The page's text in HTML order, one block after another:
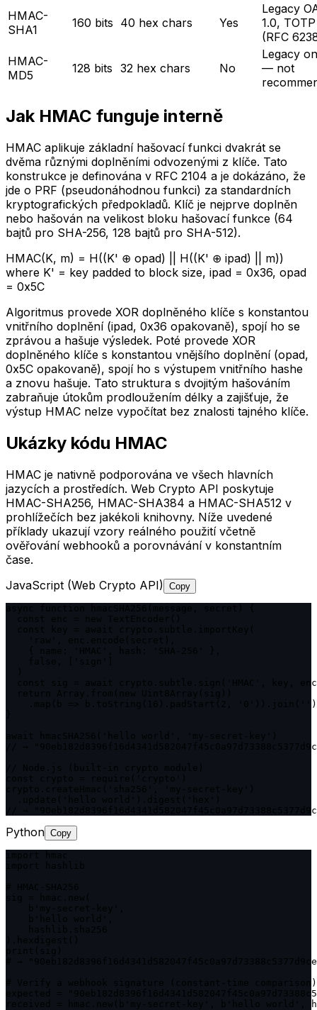
HMAC-
SHA1
160 bits 40 hex chars Yes
Legacy
1.0, TOTP
(RFC
HMAC-
MD5
128 bits 32 hex chars No
Legacy
— not
Jak HMAC funguje interně
HMAC aplikuje základní hašovací funkci dvakrát se
dvěma různými doplněními odvozenými z klíče. Tato
konstrukce je definována v RFC 2104 a je dokázáno, že
jde o PRF (pseudonáhodnou funkci) za standardních
kryptografických předpokladů. Klíč je nejprve doplněn
nebo hašován na velikost bloku hašovací funkce (64
bajtů pro SHA-256, 128 bajtů pro SHA-512).
HMAC(K, m) = H((K' ⊕ opad) || H((K' ⊕ ipad) || m))
where K' = key padded to block size, ipad = 0x36, opad
= 0x5C
Algoritmus provede XOR doplněného klíče s konstantou
vnitřního doplnění (ipad, 0x36 opakovaně), spojí ho se
zprávou a hašuje výsledek. Poté provede XOR
doplněného klíče s konstantou vnějšího doplnění (opad,
0x5C opakovaně), spojí ho s výstupem vnitřního hashe
a znovu hašuje. Tato struktura s dvojitým hašováním
zabraňuje útokům prodloužením délky a zajišťuje, že
výstup HMAC nelze vypočítat bez znalosti tajného klíče.
Ukázky kódu HMAC
HMAC je nativně podporována ve všech hlavních
jazycích a prostředích. Web Crypto API poskytuje
HMAC-SHA256, HMAC-SHA384 a HMAC-SHA512 v
prohlížečích bez jakékoli knihovny. Níže uvedené
příklady ukazují vzory reálného použití včetně
ověřování webhooků a porovnávání v konstantním
čase.
JavaScript (Web Crypto API) Copy
const sig = await crypto.subtle.sign('HMAC', key,
    .map(b => b.toString(16).padStart(2, '0')).join('')
// →
// →
Python Copy
# →
# Verify a webhook signature (constant-time comparison)
expected =
received = hmac.new(b'my-secret-key', b'hello world',